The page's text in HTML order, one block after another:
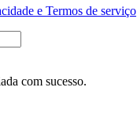
e Termos de serviço
com sucesso.